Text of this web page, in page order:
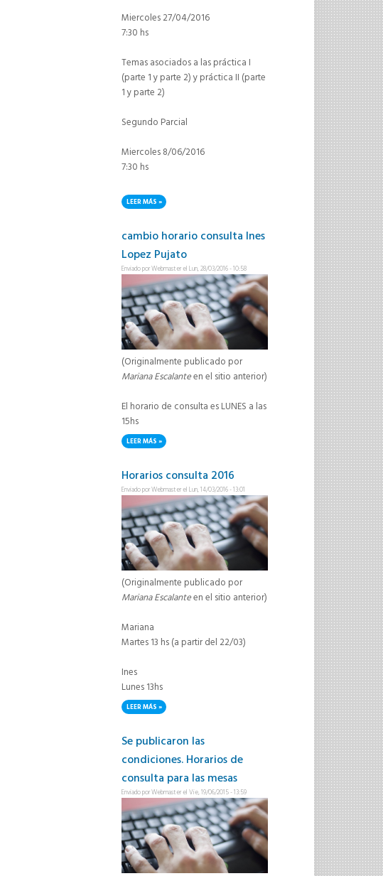
Miercoles 27/04/2016
7:30 hs
Temas asociados a las práctica I
(parte 1 y parte 2) y práctica II (parte
1 y parte 2)
Segundo Parcial
Miercoles 8/06/2016
7:30 hs
LEER MÁS SOBRE FECHAS EXAMENES PARCIALES
cambio horario consulta Ines
Lopez Pujato
Enviado porWebmasterel Lun, 28/03/2016 - 10:58
(Originalmente publicado por
Mariana Escalanteen el sitio anterior)
El horario de consulta es LUNES a las
15hs
LEER MÁS SOBRE CAMBIO HORARIO CONSULTA INES LOPEZ PUJATO
Horarios consulta 2016
Enviado porWebmasterel Lun, 14/03/2016 - 13:01
(Originalmente publicado por
Mariana Escalanteen el sitio anterior)
Mariana
Martes 13 hs (a partir del 22/03)
Ines
Lunes 13hs
LEER MÁS SOBRE HORARIOS CONSULTA 2016
Se publicaron las
condiciones. Horarios de
consulta para las mesas
Enviado porWebmasterel Vie, 19/06/2015 - 13:59